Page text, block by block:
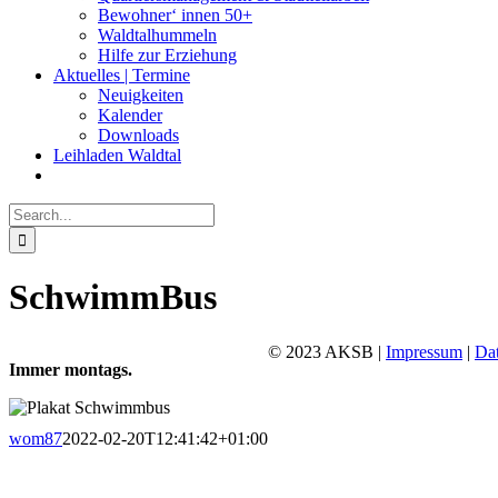
Bewohner‘ innen 50+
Waldtalhummeln
Hilfe zur Erziehung
Aktuelles | Termine
Neuigkeiten
Kalender
Downloads
Leihladen Waldtal
Search
for:
SchwimmBus
Immer montags.
wom872022-02-20T12:41:42+01:00
© 2023 AKSB | Impressum |